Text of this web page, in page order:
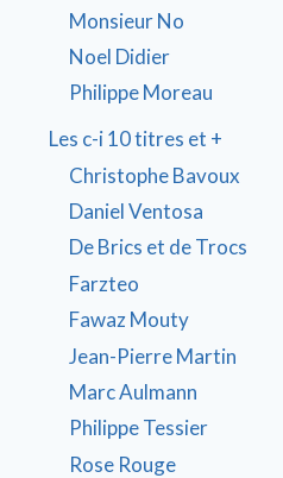
Monsieur No
Noel Didier
Philippe Moreau
Les c-i 10 titres et +
Christophe Bavoux
Daniel Ventosa
De Brics et de Trocs
Farzteo
Fawaz Mouty
Jean-Pierre Martin
Marc Aulmann
Philippe Tessier
Rose Rouge